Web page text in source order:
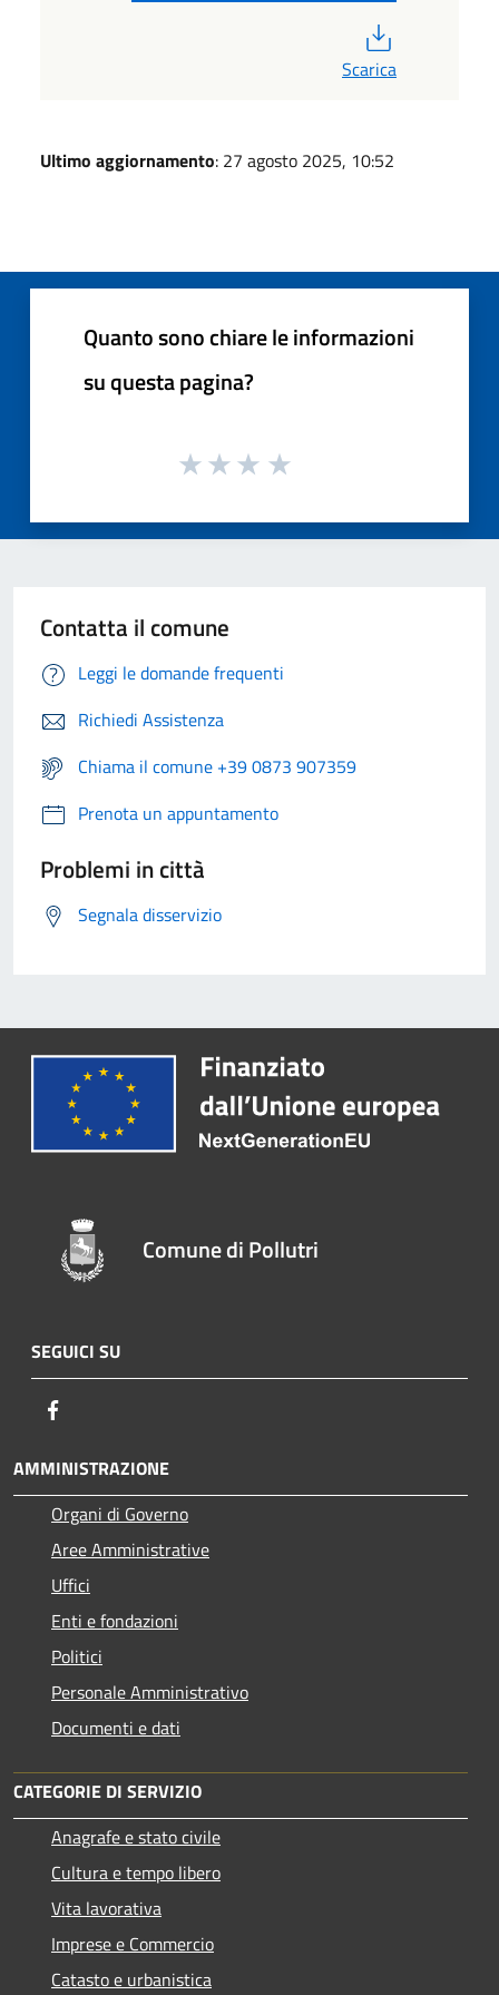
Scarica
Ultimo aggiornamento: 27 agosto 2025, 10:52
Quanto sono chiare le informazioni
su questa pagina?
Contatta il comune
Leggi le domande frequenti
Richiedi Assistenza
Chiama il comune +39 0873 907359
Prenota un appuntamento
Problemi in città
Segnala disservizio
Comune di Pollutri
SEGUICI SU
AMMINISTRAZIONE
Organi di Governo
Aree Amministrative
Uffici
Enti e fondazioni
Politici
Personale Amministrativo
Documenti e dati
CATEGORIE DI SERVIZIO
Anagrafe e stato civile
Cultura e tempo libero
Vita lavorativa
Imprese e Commercio
Catasto e urbanistica